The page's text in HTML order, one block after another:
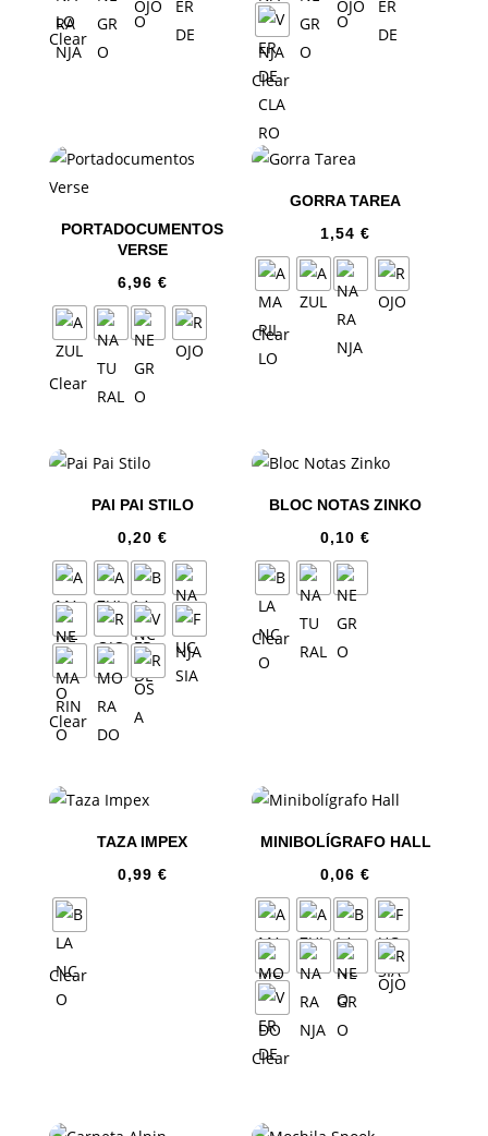
Clear
Clear
PORTADOCUMENTOS
VERSE
6,96 €
Clear
GORRA TAREA
1,54€
Clear
PAI PAI STILO
0,20 €
Clear
BLOC NOTAS ZINKO
0,10€
Clear
TAZA IMPEX
0,99 €
Clear
MINIBOLÍGRAFO HALL
0,06€
Clear